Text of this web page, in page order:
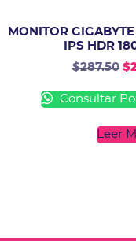
MONITOR
IPS HDR
$287.50 $
Consultar
Leer